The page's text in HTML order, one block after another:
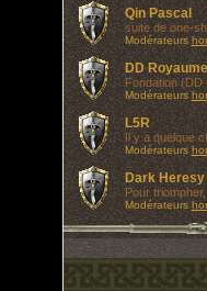
Qin Pascal
suite de one-
Modérateurs
DD Royaume
Fondation (DD
Modérateurs
L5R
Il y a quelque
Modérateurs
Dark
Pour
Modérateurs